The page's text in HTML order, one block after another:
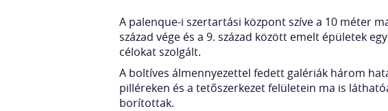
A palenque-i szertartási központ szíve a 10 méter
század vége és a 9. század között emelt épületek
célokat szolgált.
A boltíves álmennyezettel fedett galériák három
pilléreken és a tetőszerkezet felületein ma is
borítottak.